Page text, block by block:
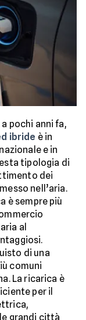
pochi anni fa,
ibride è in
e in
tipologia di
dei
nell’aria.
è sempre più
al
di una
comuni
La ricarica è
per il
grandi città